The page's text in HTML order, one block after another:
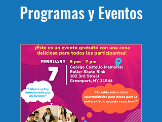
Programas y Eventos